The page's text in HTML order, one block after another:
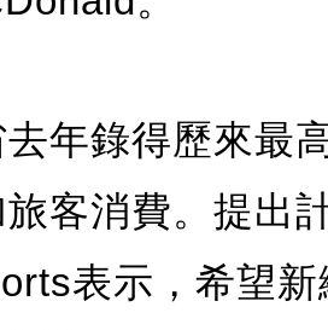
年錄得歷來最
客消費。提出
表示，希望